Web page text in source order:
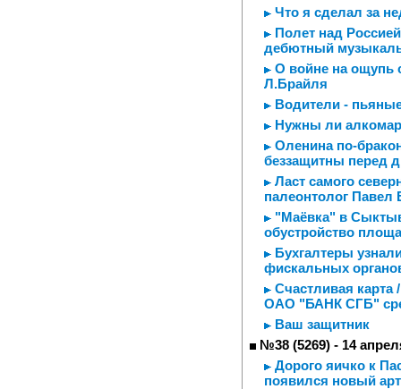
Что я сделал за
Полет над
дебютный
О войне на ощупь
Л.Брайля
Водители -
Нужны ли
Оленина по-
беззащитны перед
Ласт самого
палеонтолог Павел
"Маёвка" в
обустройство
Бухгалтеры
фискальных
Счастливая
ОАО "БАНК СГБ"
Ваш защитник
№38 (5269) - 14
Дорого яичко к
появился новый